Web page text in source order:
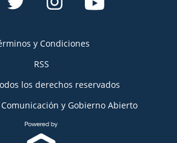
y Condiciones
RSS
los derechos reservados
y Gobierno Abierto